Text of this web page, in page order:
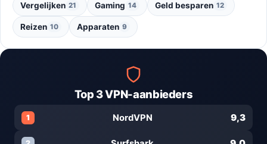
Vergelijken 21 Gaming 14 Geld besparen 12
Reizen 10 Apparaten 9
Top 3 VPN-aanbieders
1 NordVPN 9,3